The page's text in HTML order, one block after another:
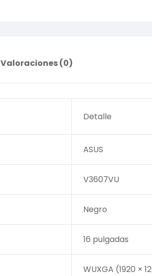
Valoraciones (0)
Detalle
ASUS
V3607VU
Negro
16 pulgadas
WUXGA (1920 ×